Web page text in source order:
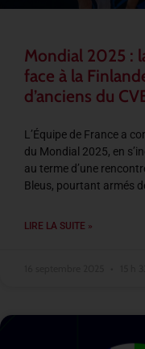
Mondial 2025 :
face à la
d’anciens du
L’Équipe de France a
du Mondial 2025, en
au terme d’une
Bleus, pourtant armés
LIRE LA SUITE »